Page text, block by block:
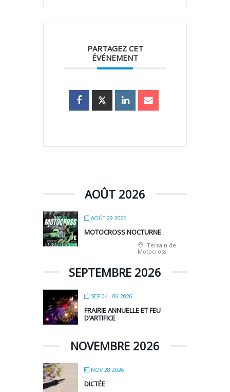
PARTAGEZ CET
ÉVÉNEMENT
AOÛT 2026
AOÛT 29 2026
MOTOCROSS NOCTURNE
Terrain de
Motocross
SEPTEMBRE 2026
SEP 04 - 06 2026
FRAIRIE ANNUELLE ET FEU
D’ARTIFICE
NOVEMBRE 2026
NOV 28 2026
DICTÉE